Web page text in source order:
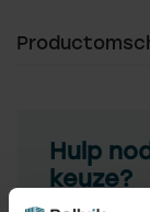
Hulp
keuze?